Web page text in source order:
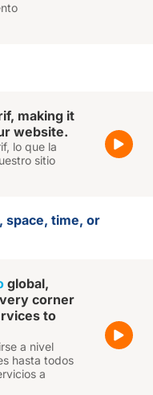
making it
website.
lo que la
sitio
space, time, or
global,
corner
to
a nivel
hasta todos
a